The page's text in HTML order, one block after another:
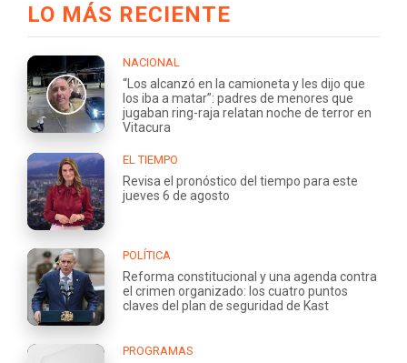
LO MÁS RECIENTE
NACIONAL
“Los alcanzó en la camioneta y les dijo que
los iba a matar”: padres de menores que
jugaban ring-raja relatan noche de terror en
Vitacura
EL TIEMPO
Revisa el pronóstico del tiempo para este
jueves 6 de agosto
POLÍTICA
Reforma constitucional y una agenda contra
el crimen organizado: los cuatro puntos
claves del plan de seguridad de Kast
PROGRAMAS